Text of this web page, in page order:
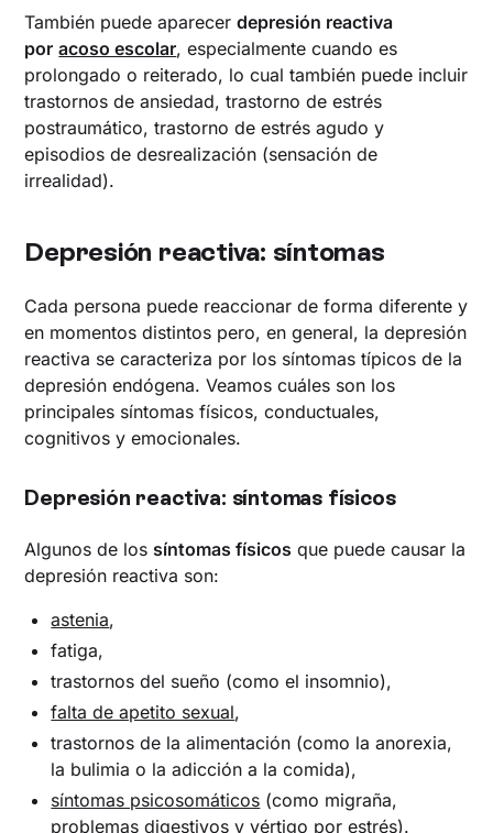
También puede aparecerdepresión reactiva
por acoso escolar, especialmente cuando es
prolongado o reiterado, lo cual también puede incluir
trastornos de ansiedad, trastorno de estrés
postraumático, trastorno de estrés agudo y
episodios de desrealización (sensación de
irrealidad).
Depresión reactiva: síntomas
Cada persona puede reaccionar de forma diferente y
en momentos distintos pero, en general, la depresión
reactiva se caracteriza por los síntomas típicos de la
depresión endógena. Veamos cuáles son los
principales síntomas físicos, conductuales,
cognitivos y emocionales.
Depresión reactiva: síntomas físicos
Algunos de los síntomas físicos que puede causar la
depresión reactiva son:
astenia,
fatiga,
trastornos del sueño (como el insomnio),
falta de apetito sexual,
trastornos de la alimentación (como la anorexia,
la bulimia o la adicción a la comida),
síntomas psicosomáticos (como migraña,
problemas digestivos y vértigo por estrés).